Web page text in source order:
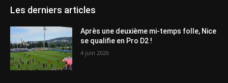
Les derniers articles
Après une deuxième mi-temps folle, Nice
se qualifie en Pro D2 !
4 juin 2026